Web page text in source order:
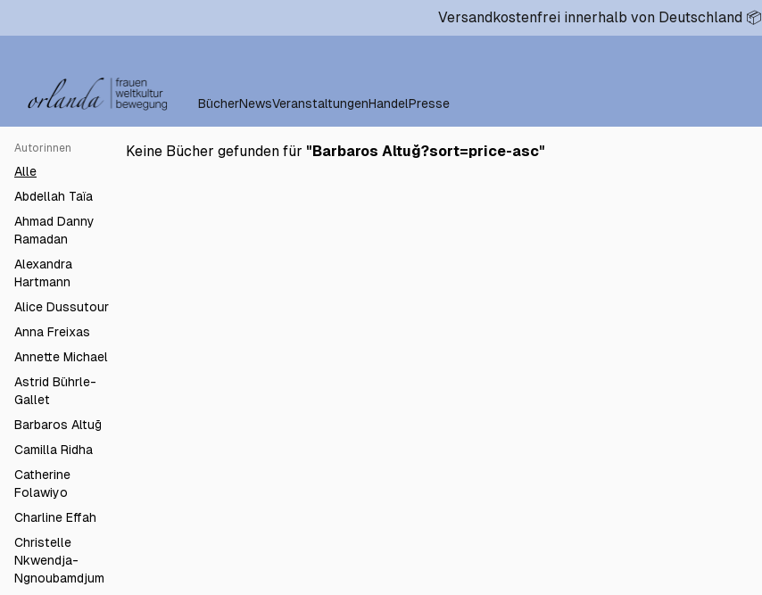
Versandkostenfrei innerhalb von Deutschland 📦
BücherNewsVeranstaltungenHandelPresse
Autorinnen
Alle
Abdellah Taïa
Ahmad Danny
Ramadan
Alexandra
Hartmann
Alice Dussutour
Anna Freixas
Annette Michael
Astrid Bührle-
Gallet
Barbaros Altuğ
Camilla Ridha
Catherine
Folawiyo
Charline Effah
Christelle
Nkwendja-
Ngnoubamdjum
Keine Bücher gefunden für "Barbaros Altuğ?sort=price-asc"